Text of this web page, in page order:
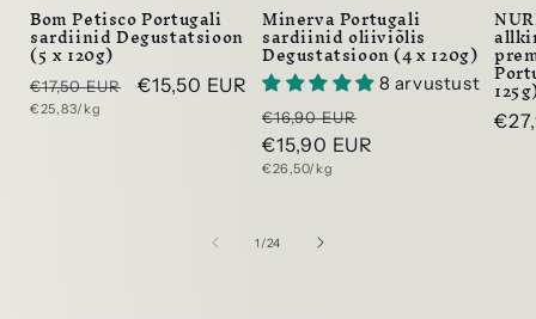
Bom Petisco Portugali
sardiinid Degustatsioon
(5 x 120g)
Tavaline
hind
€17,50 EUR Allahindlushind
€15,50 EUR
Ühikuhind
€25,83/kg
Minerva Portugali
sardiinid oliiviõlis
Degustatsioon (4 x 120g)
8 arvustust
Tavaline
hind
€16,90 EUR
Allahindlushind
€15,90 EUR
Ühikuhind
€26,50/kg
1 /kohta
24